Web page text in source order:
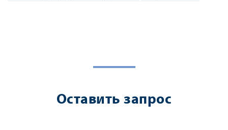
Оставить запрос